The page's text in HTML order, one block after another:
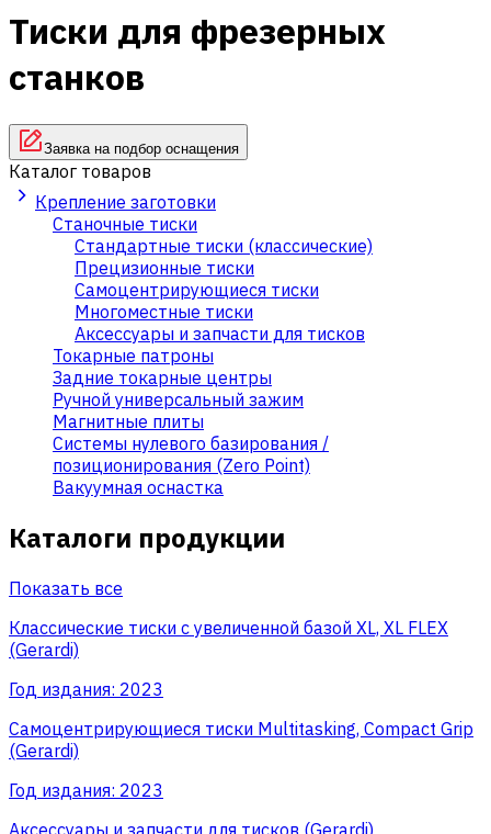
Тиски для фрезерных
станков
Заявка на подбор оснащения
Каталог товаров
Крепление заготовки
Станочные тиски
Стандартные тиски (классические)
Прецизионные тиски
Самоцентрирующиеся тиски
Многоместные тиски
Аксессуары и запчасти для тисков
Токарные патроны
Задние токарные центры
Ручной универсальный зажим
Магнитные плиты
Системы нулевого базирования /
позиционирования (Zero Point)
Вакуумная оснастка
Каталоги продукции
Показать все
Классические тиски с увеличенной базой XL, XL FLEX
(Gerardi)
Год издания: 2023
Самоцентрирующиеся тиски Multitasking, Compact Grip
(Gerardi)
Год издания: 2023
Аксессуары и запчасти для тисков (Gerardi)